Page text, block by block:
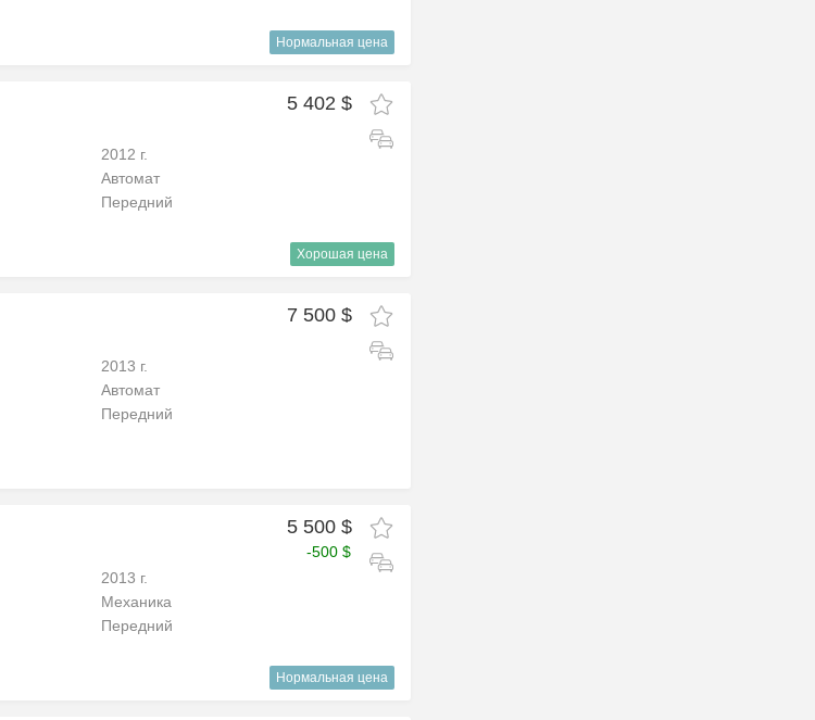
Нормальная цена
5 402 $
2012 г.
Автомат
Передний
Хорошая цена
7 500 $
2013 г.
Автомат
Передний
5 500 $
-500 $
2013 г.
Механика
Передний
Нормальная цена